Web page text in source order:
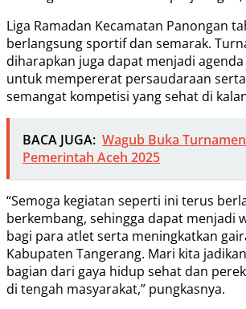
Liga Ramadan Kecamatan Panongan
berlangsung sportif dan semarak.
diharapkan juga dapat menjadi
untuk mempererat persaudaraan
semangat kompetisi yang sehat di
BACA JUGA: Wagub Buka
Pemerintah Aceh 2025
“Semoga kegiatan seperti ini terus
berkembang, sehingga dapat menjadi
bagi para atlet serta meningkatkan
Kabupaten Tangerang. Mari kita
bagian dari gaya hidup sehat dan
di tengah masyarakat,” pungkasnya.